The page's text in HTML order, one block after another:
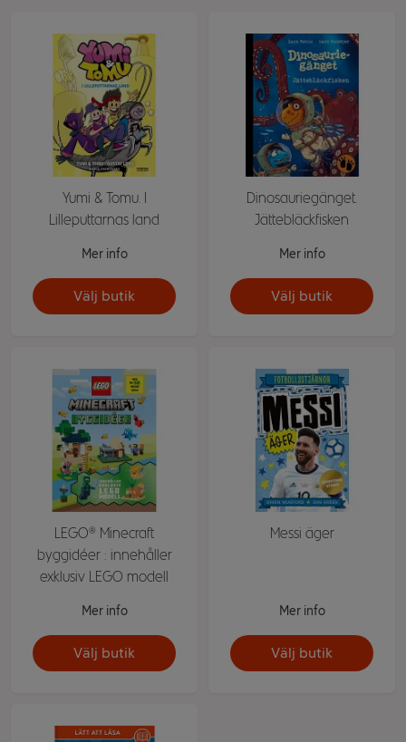
Yumi & Tomu. I
Lilleputtarnas land
Mer info
Välj butik
Dinosauriegänget.
Jättebläckfisken
Mer info
Välj butik
LEGO® Minecraft
byggidéer : innehåller
exklusiv LEGO modell
Mer info
Välj butik
Messi äger
Mer info
Välj butik